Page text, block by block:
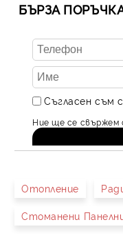
БЪРЗА
Съгласен съм с
Ние ще се свържем
Отопление
Стоманени